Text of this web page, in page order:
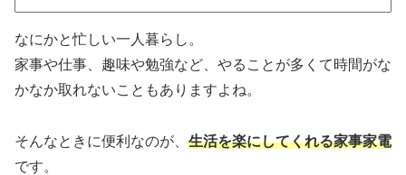
なにかと忙しい一人暮らし。
家事や仕事、趣味や勉強など、やることが多くて時間がな
かなか取れないこともありますよね。
そんなときに便利なのが、 生活を楽にしてくれる家事家電
です。